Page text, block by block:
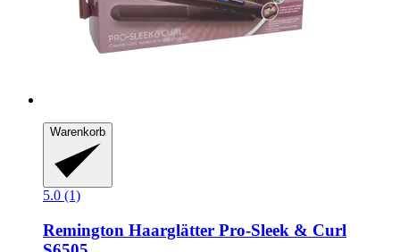
Warenkorb
5.0 (1)
Remington Haarglätter Pro-​Sleek & Curl